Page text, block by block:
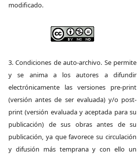
modificado.
3. Condiciones de auto-archivo. Se permite
y se anima a los autores a difundir
electrónicamente las versiones pre-print
(versión antes de ser evaluada) y/o post-
print (versión evaluada y aceptada para su
publicación) de sus obras antes de su
publicación, ya que favorece su circulación
y difusión más temprana y con ello un